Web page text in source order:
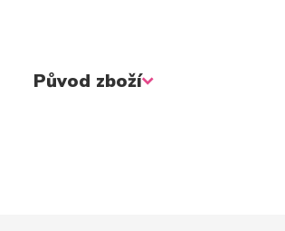
Původ zboží